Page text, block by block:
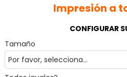
Impresión a
CONFIGURAR
Tamaño